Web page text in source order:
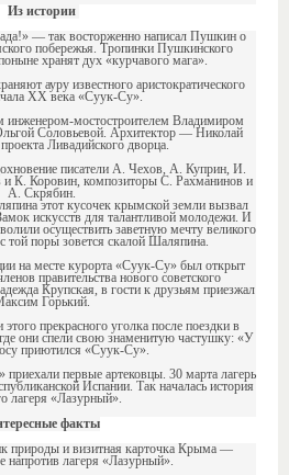
Из истории
— так восторженно написал Пушкин о
побережья. Тропинки Пушкинского
хранят дух «курчавого мага».
ауру известного аристократического
ХХ века «Суук-Су».
инженером-мостостроителем Владимиром
Соловьевой. Архитектор — Николай
Ливадийского дворца.
писатели А. Чехов, А. Куприн, И.
К. Коровин, композиторы С. Рахманинов и
А. Скрябин.
этот кусочек крымской земли вызвал
искусств для талантливой молодежи. И
осуществить заветную мечту великого
той поры зовется скалой Шаляпина.
на месте курорта «Суук-Су» был открыт
правительства нового советского
Крупская, в гости к друзьям приезжал
Горький.
прекрасного уголка после поездки в
они спели свою знаменитую частушку: «У
приютился «Суук-Су».
первые артековцы. 30 марта лагерь
Испании. Так началась история
лагеря «Лазурный».
факты
природы и визитная карточка Крыма —
напротив лагеря «Лазурный».